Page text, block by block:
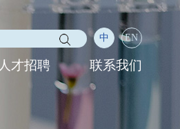
EN
中
人才招聘 联系我们